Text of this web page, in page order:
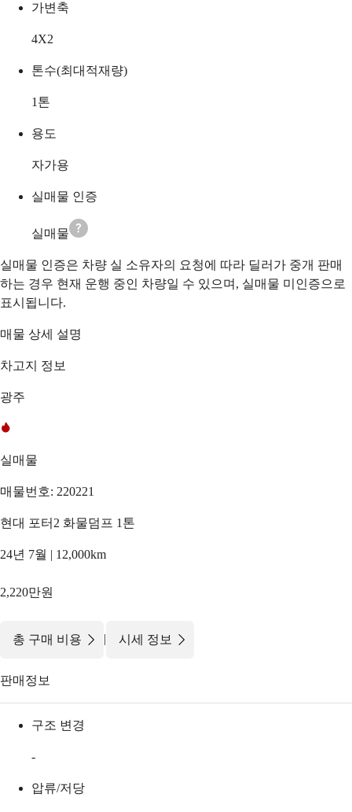
가변축
4X2
톤수(최대적재량)
1 톤
용도
자가용
실매물 인증
실매물
실매물 인증은 차량 실 소유자의 요청에 따라 딜러가 중개 판매
하는 경우 현재 운행 중인 차량일 수 있으며, 실매물 미인증으로
표시됩니다.
매물 상세 설명
차고지 정보
광주
실매물
매물번호: 220221
현대 포터2 화물덤프 1톤
24년 7월 | 12,000km
2,220만원
총 구매 비용 | 시세 정보
판매정보
구조 변경
-
압류/저당